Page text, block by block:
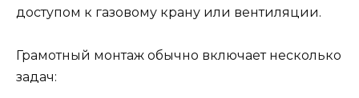
доступом к газовому крану или вентиляции.
Грамотный монтаж обычно включает несколько
задач: